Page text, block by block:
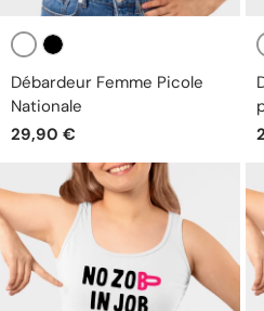
Blanc
Débardeur Femme Picole
Nationale
29,90 €